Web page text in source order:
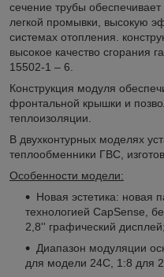
сечение трубы
легкой промывки, высокую
системах отопления.
высокое качество сгорания
15502-1 – 6.
Конструкция модуля
фронтальной крышки и
теплоизоляции.
В двухконтурных моделях
теплообменники ГВС,
Особенности модели:
Новая эстетика: новая
технологией CapSense,
2,8'' графический дисплей;
Диапазон модуляции
для модели 24С, 1:8 для